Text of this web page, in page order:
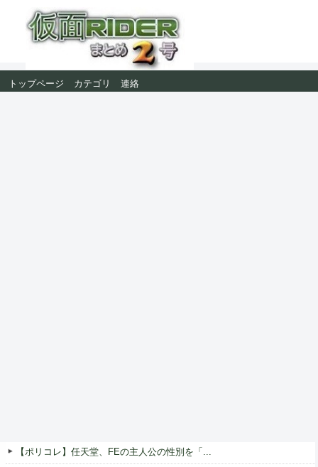
トップページ カテゴリ 連絡
【ポリコレ】任天堂、FEの主人公の性別を「...